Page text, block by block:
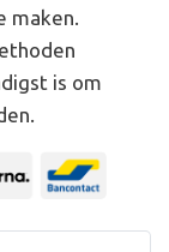
maken.
is om